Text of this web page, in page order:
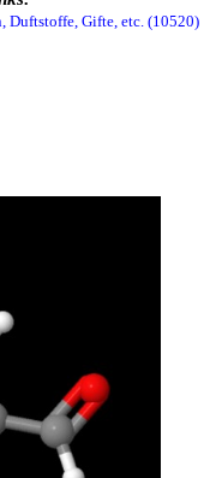
Duftstoffe, Gifte, etc. (10520)